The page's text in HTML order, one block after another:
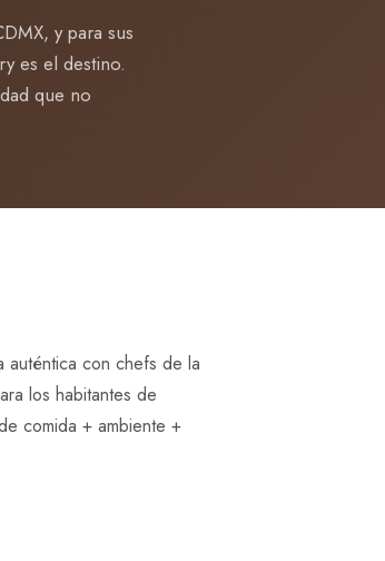
y para sus
es el destino.
que no
auténtica con chefs de la
los habitantes de
comida + ambiente +